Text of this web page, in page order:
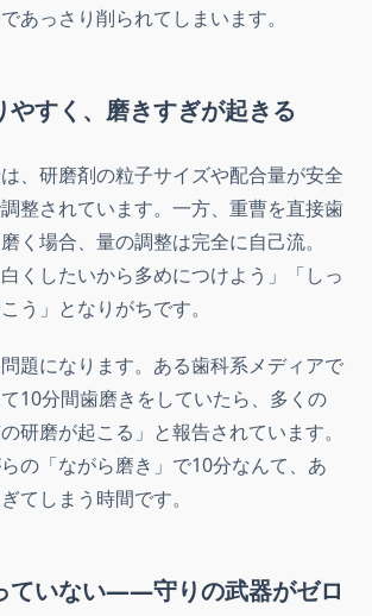
あっさり削られてしまいます。
やすく、磨きすぎが起きる
、研磨剤の粒子サイズや配合量が安全
整されています。一方、重曹を直接歯
く場合、量の調整は完全に自己流。
白くしたいから多めにつけよう」「しっ
う」となりがちです。
題になります。ある歯科系メディアで
10分間歯磨きをしていたら、多くの
研磨が起こる」と報告されています。
の「ながら磨き」で10分なんて、あ
てしまう時間です。
ていない――守りの武器がゼロ